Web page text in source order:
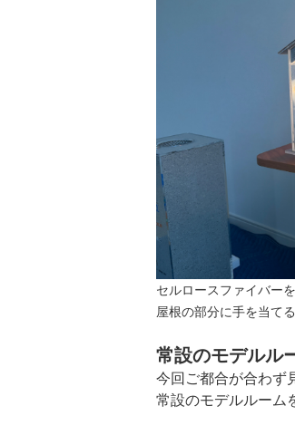
セルロースファイバー
屋根の部分に手を当て
常設のモデルル
今回ご都合が合わず
常設のモデルルーム